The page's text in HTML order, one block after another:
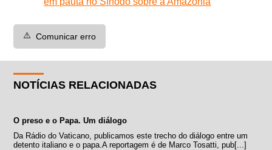
⚠️ Comunicar erro
NOTÍCIAS RELACIONADAS
O preso e o Papa. Um diálogo
Da Rádio do Vaticano, publicamos este trecho do diálogo entre um
detento italiano e o papa.A reportagem é de Marco Tosatti, pub[...]